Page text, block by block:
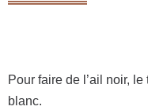
Pour faire de l’ail noir, le
blanc.